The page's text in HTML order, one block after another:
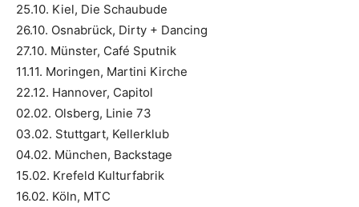
25.10. Kiel, Die Schaubude
26.10. Osnabrück, Dirty + Dancing
27.10. Münster, Café Sputnik
11.11. Moringen, Martini Kirche
22.12. Hannover, Capitol
02.02. Olsberg, Linie 73
03.02. Stuttgart, Kellerklub
04.02. München, Backstage
15.02. Krefeld Kulturfabrik
16.02. Köln, MTC